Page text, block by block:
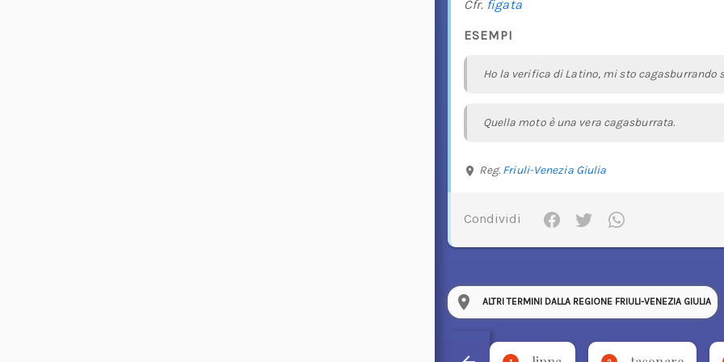
Cfr. figata
ESEMPI
Ho la verifica di Latino, mi sto cagasburrando
Quella moto è una vera cagasburrata.
Reg. Friuli-Venezia Giulia
Condividi
ALTRI TERMINI DALLA REGIONE FRIULI-VENEZIA GIULIA